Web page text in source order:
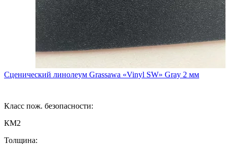
Сценический линолеум Grassawa «Vinyl SW» Gray 2 мм
Класс пож. безопасности:
КМ2
Толщина: